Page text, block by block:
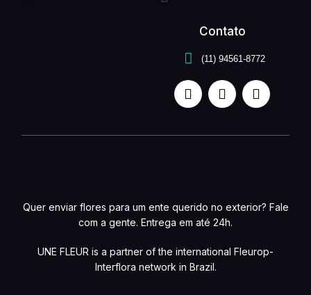
Contato
(11) 94561-8772
Quer enviar flores para um ente querido no exterior? Fale
com a gente. Entrega em até 24h.
UNE FLEUR is a partner of the international Fleurop-
Interflora network in Brazil.